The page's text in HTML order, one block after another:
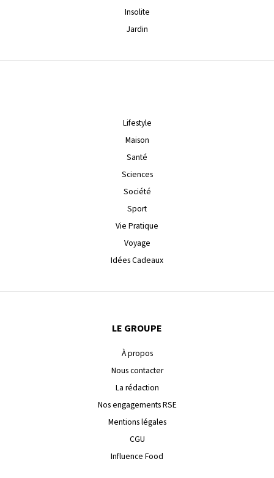
Insolite
Jardin
Lifestyle
Maison
Santé
Sciences
Société
Sport
Vie Pratique
Voyage
Idées Cadeaux
LE GROUPE
À propos
Nous contacter
La rédaction
Nos engagements RSE
Mentions légales
CGU
Influence Food